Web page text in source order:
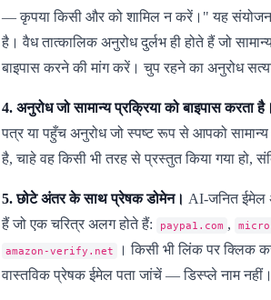
— कृपया किसी और को शामिल न करें।" यह
है। वैध तात्कालिक अनुरोध दुर्लभ ही होते हैं जो
बाइपास करने की मांग करें। चुप रहने का अनुरोध
4. अनुरोध जो सामान्य प्रक्रिया को बाइपास करता है।
पत्र या पहुँच अनुरोध जो स्पष्ट रूप से आपको
है, चाहे वह किसी भी तरह से प्रस्तुत किया गया हो,
5. छोटे अंतर के साथ प्रेषक डोमेन। AI-जनित ईमेल
हैं जो एक चरित्र अलग होते हैं:
paypa1.com ,
amazon-verify.net
। किसी भी लिंक पर क्लिक
वास्तविक प्रेषक ईमेल पता जांचें — डिस्प्ले नाम नहीं।